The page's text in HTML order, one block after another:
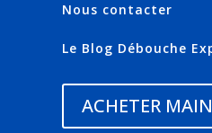
Nous contacter
Le Blog Débouche
ACHETER